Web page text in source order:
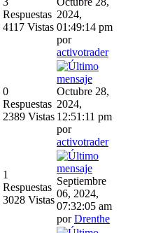
Respuestas
4117 Vistas
2024,
01:49:14 pm
por
activotrader
0
Respuestas
2389 Vistas
Octubre 28,
2024,
12:51:11 pm
por
activotrader
1
Respuestas
3028 Vistas
Septiembre
06, 2024,
07:32:05 am
porDrenthe